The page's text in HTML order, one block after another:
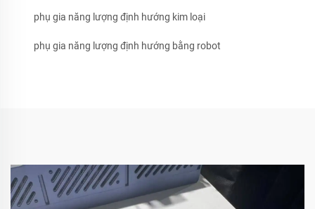
phụ gia năng lượng định hướng kim loại
phụ gia năng lượng định hướng bằng robot